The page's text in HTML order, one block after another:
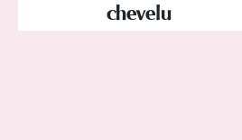
chevelu